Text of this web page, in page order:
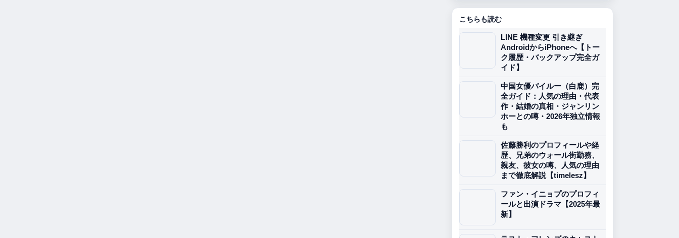
こちらも読む
LINE 機種変更 引き継ぎ
AndroidからiPhoneへ【トー
ク履歴・バックアップ完全ガ
イド】
中国女優バイルー（白鹿）完
全ガイド：人気の理由・代表
作・結婚の真相・ジャンリン
ホーとの噂・2026年独立情報
も
佐藤勝利のプロフィールや経
歴、兄弟のウォール街勤務、
親友、彼女の噂、人気の理由
まで徹底解説【timelesz】
ファン・イニョプのプロフィ
ールと出演ドラマ【2025年最
新】